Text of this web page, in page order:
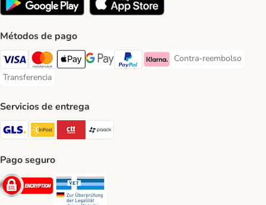
Métodos de pago
Visa Payment Method
Mastercard Payment Method
Apple Pay Payment Method
Google Pay Payment Method
PayPal Payment Method
Klarna Payment Method
Contra-reembolso
Contra-reembolso
Transferencia
Transferencia Payment Method
Servicios de entrega
GLS Shipping Method
InPost Shipping Method
CTTExpress Shipping Method
paack Shipping Method
Pago seguro
Security